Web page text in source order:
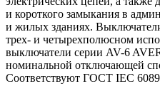
и короткого замыкания в
и жилых зданиях.
трех- и четырехполюсном
выключатели серии AV-6
номинальной отключающей
Соответствуют ГОСТ IEC